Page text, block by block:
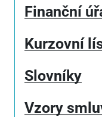
Finanční
Kurzovní
Slovníky
Vzory